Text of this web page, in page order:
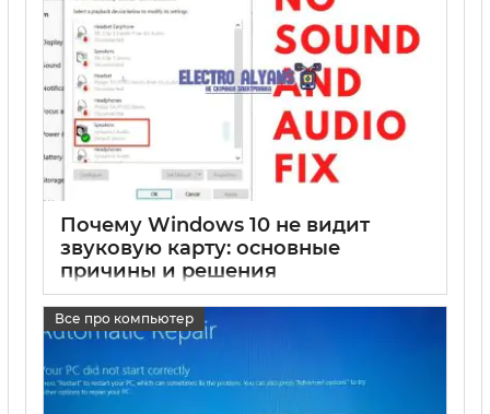
Почему Windows 10 не видит
звуковую карту: основные
причины и решения
17 05 2025 0
Все про компьютер